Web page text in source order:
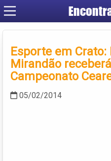
Esporte em Crato:
Mirandão
Campeonato
05/02/2014